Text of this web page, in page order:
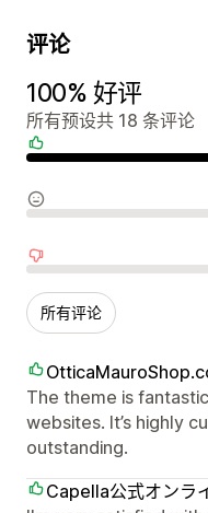
评论
100% 好评
所有预设共 18 条评论
好评
中评
差评
所有评论
The theme is
websites. It’s highly
outstanding.
Capella公式オンラ